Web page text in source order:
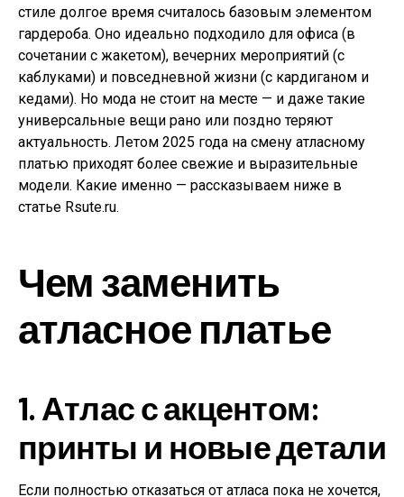
стиле долгое время считалось базовым элементом
гардероба. Оно идеально подходило для офиса (в
сочетании с жакетом), вечерних мероприятий (с
каблуками) и повседневной жизни (с кардиганом и
кедами). Но мода не стоит на месте — и даже такие
универсальные вещи рано или поздно теряют
актуальность. Летом 2025 года на смену атласному
платью приходят более свежие и выразительные
модели. Какие именно — рассказываем ниже в
статье Rsute.ru.
Чем заменить
атласное платье
1. Атлас с акцентом:
принты и новые детали
Если полностью отказаться от атласа пока не хочется,